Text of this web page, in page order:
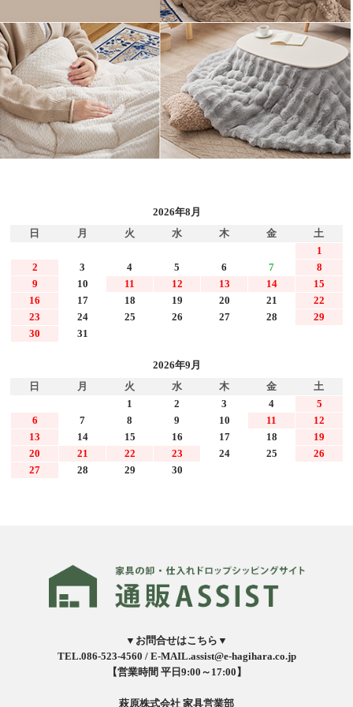
2026年8月
日
月 火 水 木 金
土
1
2
3 4 5 6 7
8
9
10 11 12 13 14
15
16
17 18 19 20 21
22
23
24 25 26 27 28
29
30
31
2026年9月
日
月 火 水 木 金
土
1
2 3 4
5
6
7 8 9 10 11
12
13
14 15 16 17 18
19
20
21 22 23 24 25
26
27
28 29 30
▼お問合せはこちら▼
TEL.086-523-4560 / E-MAIL.assist@e-hagihara.co.jp
【営業時間 平日9:00～17:00】
萩原株式会社 家具営業部